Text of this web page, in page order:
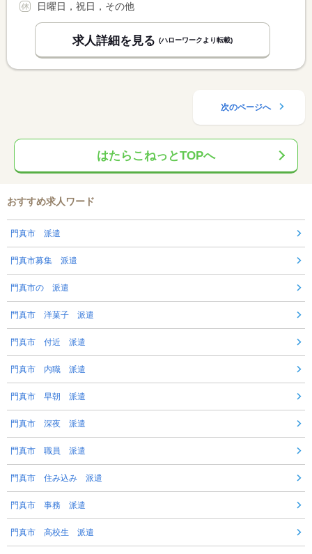
日曜日，祝日，その他
求人詳細を見る (ハローワークより転載)
次のページへ
はたらこねっとTOPへ
おすすめ求人ワード
門真市 派遣
門真市募集 派遣
門真市の 派遣
門真市 洋菓子 派遣
門真市 付近 派遣
門真市 内職 派遣
門真市 早朝 派遣
門真市 深夜 派遣
門真市 職員 派遣
門真市 住み込み 派遣
門真市 事務 派遣
門真市 高校生 派遣